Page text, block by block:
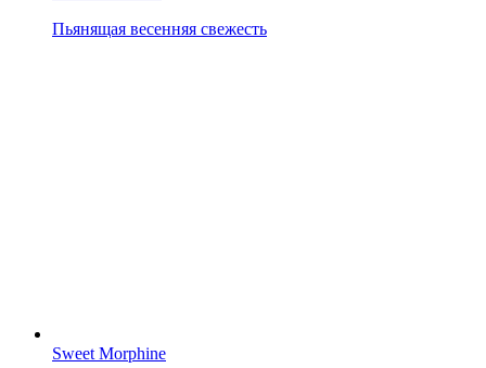
Пьянящая весенняя свежесть
Sweet Morphine